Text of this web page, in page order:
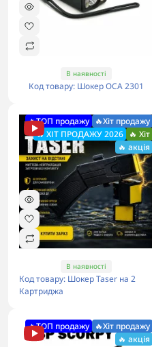
В наявності
Код товару: Шокер ОСА 2301
🔥ТОП продажу 🔥Хіт продажу
🔥 ХІТ ПРОДАЖУ 2026 🔥 Хіт
🔥 акція
В наявності
Код товару: Шокер Taser на 2
Картриджа
🔥ТОП продажу 🔥Хіт продажу
🔥 акція